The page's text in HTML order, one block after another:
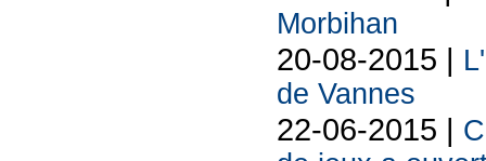
Morbihan
20-08-2015 |
de Vannes
22-06-2015 |